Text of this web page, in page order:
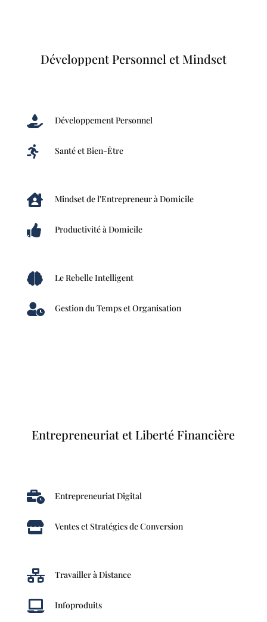
Développent Personnel et Mindset
 Développement Personnel
 Santé et Bien-Être
 Mindset de l'Entrepreneur à Domicile
 Productivité à Domicile
 Le Rebelle Intelligent
 Gestion du Temps et Organisation
Entrepreneuriat et Liberté Financière
 Entrepreneuriat Digital
 Ventes et Stratégies de Conversion
 Travailler à Distance
 Infoproduits